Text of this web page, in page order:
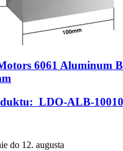
6061 Aluminum
LDO-ALB-
do 12. augusta